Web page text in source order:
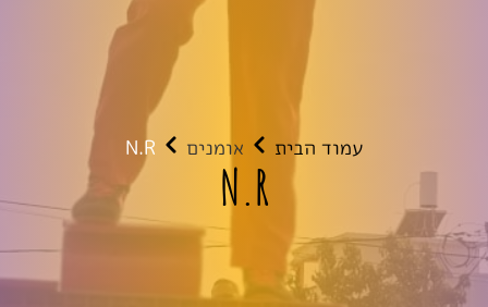
עמוד הבית אומנים N.R
N.R